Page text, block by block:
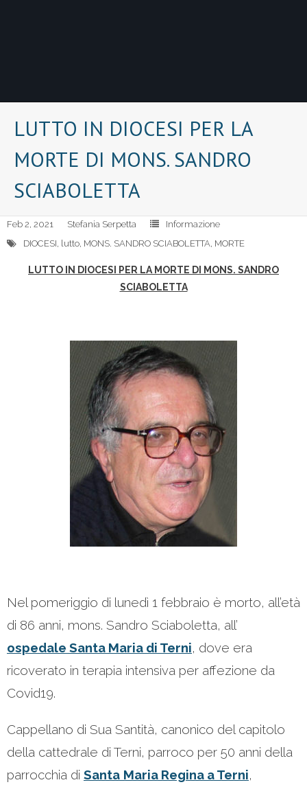
LUTTO IN DIOCESI PER LA
MORTE DI MONS. SANDRO
SCIABOLETTA
Feb 2, 2021 Stefania Serpetta
Informazione
DIOCESI, lutto, MONS. SANDRO SCIABOLETTA, MORTE
LUTTO IN DIOCESI PER LA MORTE DI MONS. SANDRO
SCIABOLETTA
Nel pomeriggio di lunedì 1 febbraio è morto, all’età
di 86 anni, mons. Sandro Sciaboletta, all’
ospedale Santa Maria di Terni, dove era
ricoverato in terapia intensiva per affezione da
Covid19.
Cappellano di Sua Santità, canonico del capitolo
della cattedrale di Terni, parroco per 50 anni della
parrocchia di Santa Maria Regina a Terni,